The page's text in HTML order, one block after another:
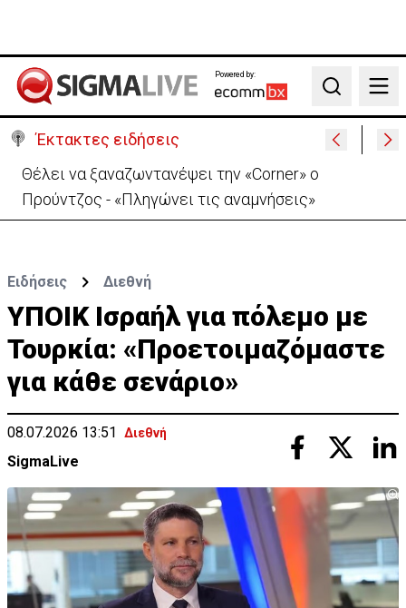
Powered by:
Search
Έκτακτες ειδήσεις
Θέλει να ξαναζωντανέψει την «Corner» o
Προύντζος - «Πληγώνει τις αναμνήσεις»
Ειδήσεις Διεθνή
ΥΠΟΙΚ Ισραήλ για πόλεμο με
Τουρκία: «Προετοιμαζόμαστε
για κάθε σενάριο»
08.07.2026 13:51 Διεθνή
SigmaLive